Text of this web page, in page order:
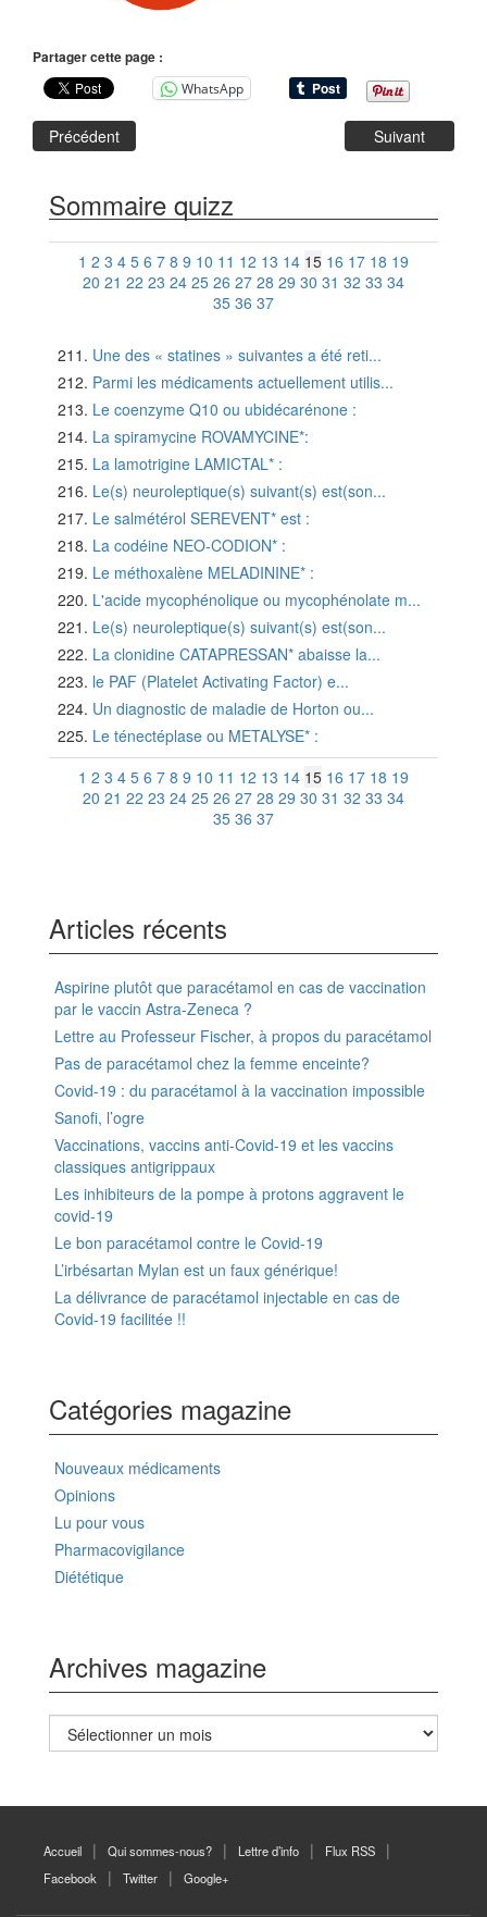
Partager cette page :
WhatsApp
Précédent Suivant
Sommaire quizz
1 2 3 4 5 6 7 8 9 10 11 12 13 14 15 16 17 18 19
20 21 22 23 24 25 26 27 28 29 30 31 32 33 34
35 36 37
Une des « statines » suivantes a été reti...
Parmi les médicaments actuellement utilis...
Le coenzyme Q10 ou ubidécarénone :
La spiramycine ROVAMYCINE*:
La lamotrigine LAMICTAL* :
Le(s) neuroleptique(s) suivant(s) est(son...
Le salmétérol SEREVENT* est :
La codéine NEO-CODION* :
Le méthoxalène MELADININE* :
L'acide mycophénolique ou mycophénolate m...
Le(s) neuroleptique(s) suivant(s) est(son...
La clonidine CATAPRESSAN* abaisse la...
le PAF (Platelet Activating Factor) e...
Un diagnostic de maladie de Horton ou...
Le ténectéplase ou METALYSE* :
1 2 3 4 5 6 7 8 9 10 11 12 13 14 15 16 17 18 19
20 21 22 23 24 25 26 27 28 29 30 31 32 33 34
35 36 37
Articles récents
Aspirine plutôt que paracétamol en cas de vaccination
par le vaccin Astra-Zeneca ?
Lettre au Professeur Fischer, à propos du paracétamol
Pas de paracétamol chez la femme enceinte?
Covid-19 : du paracétamol à la vaccination impossible
Sanofi, l’ogre
Vaccinations, vaccins anti-Covid-19 et les vaccins
classiques antigrippaux
Les inhibiteurs de la pompe à protons aggravent le
covid-19
Le bon paracétamol contre le Covid-19
L’irbésartan Mylan est un faux générique!
La délivrance de paracétamol injectable en cas de
Covid-19 facilitée !!
Catégories magazine
Nouveaux médicaments
Opinions
Lu pour vous
Pharmacovigilance
Diététique
Archives magazine
Archives
magazine
Accueil Qui sommes-nous? Lettre d’info
Flux RSS
Facebook
Twitter Google+